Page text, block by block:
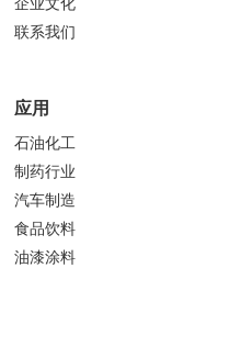
企业文化
联系我们
应用
石油化工
制药行业
汽车制造
食品饮料
油漆涂料